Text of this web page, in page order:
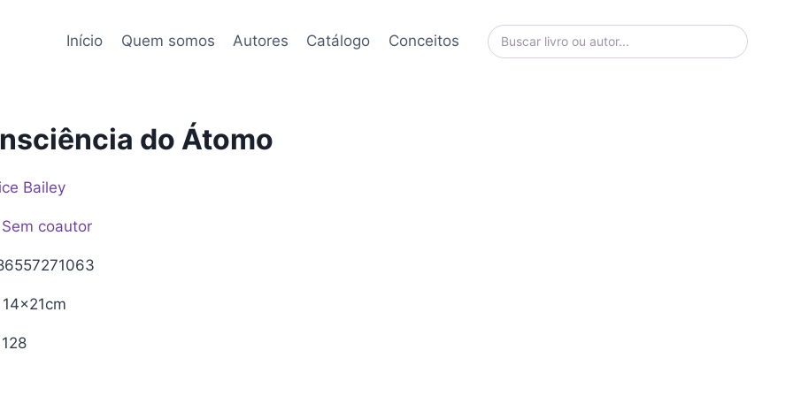
Início Quem somos Autores Catálogo Conceitos
do Átomo
Bailey
Sem coautor
14x21cm
128